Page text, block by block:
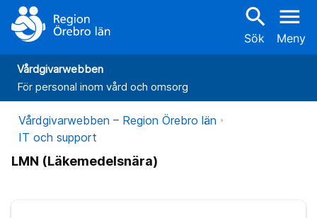
search
Sök
menu
Meny
Vårdgivarwebben
För personal inom vård och omsorg
Vårdgivarwebben – Region Örebro län
IT och support
LMN (Läkemedelsnära)